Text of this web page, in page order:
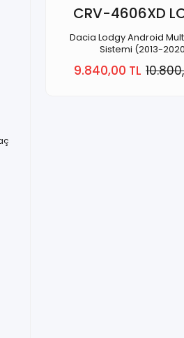
CRV-4606XD
Dacia Lodgy Android
Sistemi (2013-
9.840,00 TL